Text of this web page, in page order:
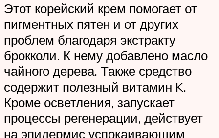
Этот корейский крем помогает от
пигментных пятен и от других
проблем благодаря экстракту
брокколи. К нему добавлено масло
чайного дерева. Также средство
содержит полезный витамин K.
Кроме осветления, запускает
процессы регенерации, действует
на эпидермис успокаивающим